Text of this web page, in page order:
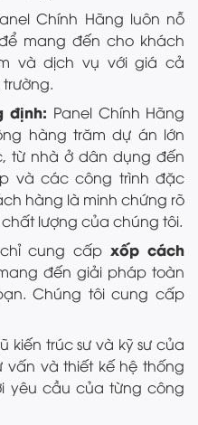
Chính Hãng luôn nỗ
mang đến cho khách
và dịch vụ với giá cả
định: Panel Chính Hãng
hàng trăm dự án lớn
từ nhà ở dân dụng đến
và các công trình đặc
hàng là minh chứng rõ
lượng của chúng tôi.
cung cấpxốp cách
đến giải pháp toàn
Chúng tôi cung cấp
kiến trúc sư và kỹ sư của
vấn và thiết kế hệ thống
yêu cầu của từng công